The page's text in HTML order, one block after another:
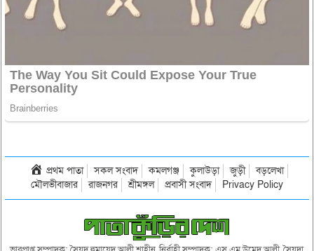
প্রথম পাতা সকল সংবাদ কমলগঞ্জ কুলাউড়া জুড়ী
বড়লেখা
মৌলভীবাজার
রাজনগর শ্রীমঙ্গল প্রবাসী সংবাদ Privacy Policy